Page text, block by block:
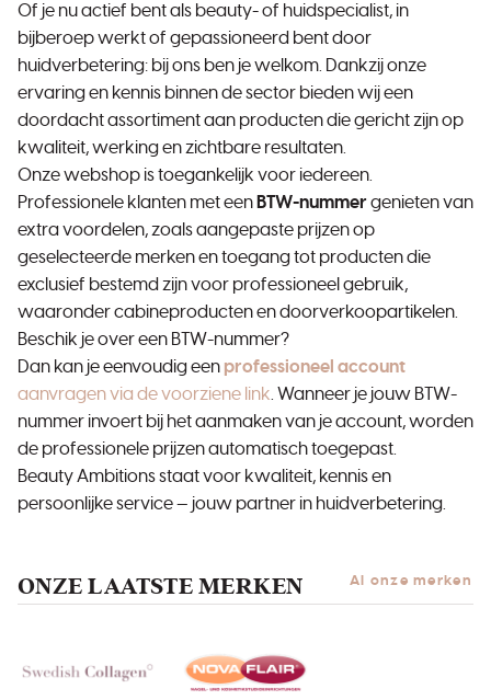
Of je nu actief bent als beauty- of huidspecialist, in
bijberoep werkt of gepassioneerd bent door
huidverbetering: bij ons ben je welkom. Dankzij onze
ervaring en kennis binnen de sector bieden wij een
doordacht assortiment aan producten die gericht zijn op
kwaliteit, werking en zichtbare resultaten.
Onze webshop is toegankelijk voor iedereen.
Professionele klanten met een BTW-nummergenieten van
extra voordelen, zoals aangepaste prijzen op
geselecteerde merken en toegang tot producten die
exclusief bestemd zijn voor professioneel gebruik,
waaronder cabineproducten en doorverkoopartikelen.
Beschik je over een BTW-nummer?
Dan kan je eenvoudig een professioneel account
aanvragen via de voorziene link . Wanneer je jouw BTW-
nummer invoert bij het aanmaken van je account, worden
de professionele prijzen automatisch toegepast.
Beauty Ambitions staat voor kwaliteit, kennis en
persoonlijke service — jouw partner in huidverbetering.
ONZE LAATSTE MERKEN Al onze merken